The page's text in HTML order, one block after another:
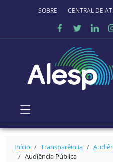
Ir para o conteúdo
SOBRE O PORTALCENTRAL DE
Início Transparência
Audiência Pública